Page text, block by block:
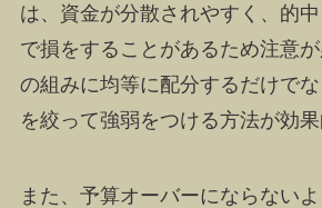
は、資金が分散されやすく、的
で損をすることがあるため注意
の組みに均等に配分するだけで
を絞って強弱をつける方法が効果
また、予算オーバーにならない